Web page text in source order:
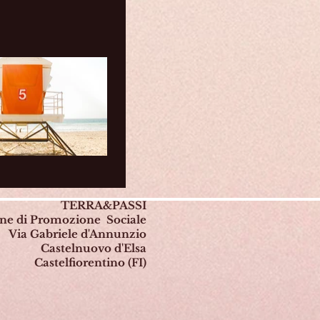
TERRA&PASSI
di Promozione Sociale
Via Gabriele d'Annunzio
Castelnuovo d'Elsa
Castelfiorentino (FI)